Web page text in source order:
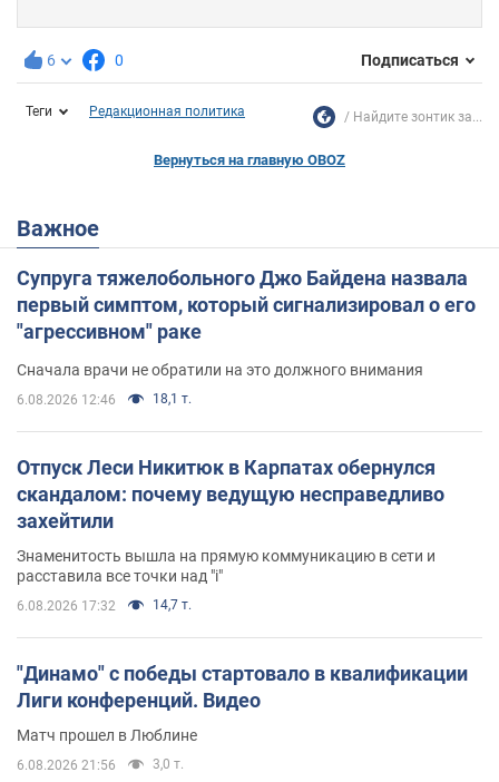
6 0 Подписаться
Теги Редакционная политика Найдите зонтик за...
Вернуться на главную OBOZ
Важное
Супруга тяжелобольного Джо Байдена назвала
первый симптом, который сигнализировал о его
"агрессивном" раке
Сначала врачи не обратили на это должного внимания
6.08.2026 12:46 18,1 т.
Отпуск Леси Никитюк в Карпатах обернулся
скандалом: почему ведущую несправедливо
захейтили
Знаменитость вышла на прямую коммуникацию в сети и
расставила все точки над "i"
6.08.2026 17:32 14,7 т.
"Динамо" с победы стартовало в квалификации
Лиги конференций. Видео
Матч прошел в Люблине
6.08.2026 21:56 3,0 т.